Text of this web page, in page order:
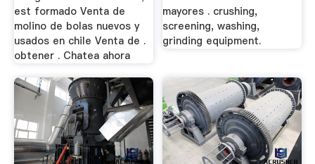
est formado Venta de
molino de bolas nuevos y
usados en chile Venta de .
obtener . Chatea ahora
mayores . crushing,
screening, washing,
grinding equipment.